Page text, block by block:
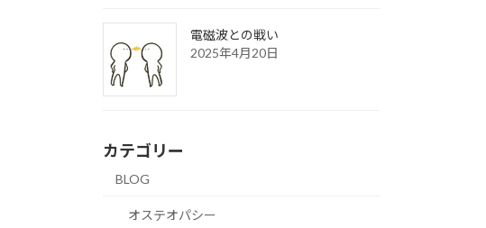
電磁波との戦い
2025年4月20日
カテゴリー
BLOG
オステオパシー